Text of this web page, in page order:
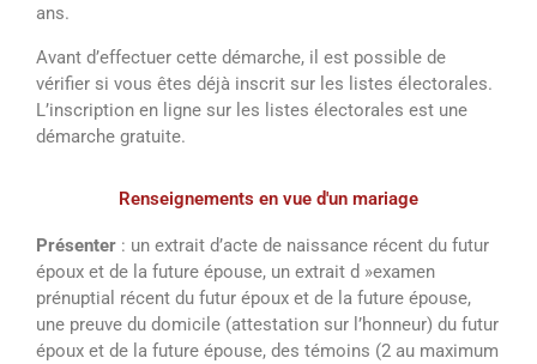
ans.
Avant d’effectuer cette démarche, il est possible de
vérifier si vous êtes déjà inscrit sur les listes électorales.
L’inscription en ligne sur les listes électorales est une
démarche gratuite.
Renseignements en vue d'un mariage
Présenter : un extrait d’acte de naissance récent du futur
époux et de la future épouse, un extrait d »examen
prénuptial récent du futur époux et de la future épouse,
une preuve du domicile (attestation sur l’honneur) du futur
époux et de la future épouse, des témoins (2 au maximum